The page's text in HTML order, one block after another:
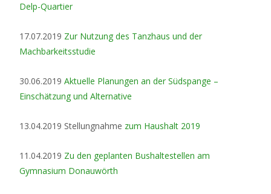
Delp-Quartier
17.07.2019 Zur Nutzung des Tanzhaus und der
Machbarkeitsstudie
30.06.2019 Aktuelle Planungen an der Südspange –
Einschätzung und Alternative
13.04.2019 Stellungnahme zum Haushalt 2019
11.04.2019 Zu den geplanten Bushaltestellen am
Gymnasium Donauwörth